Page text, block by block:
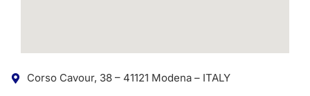
Corso Cavour, 38 – 41121 Modena – ITALY